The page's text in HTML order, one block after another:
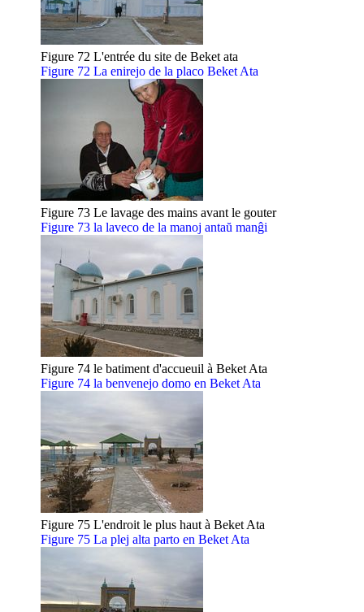
Figure 72 L'entrée du site de Beket ata
Figure 72 La enirejo de la placo Beket Ata
Figure 73 Le lavage des mains avant le gouter
Figure 73 la laveco de la manoj antaŭ manĝi
Figure 74 le batiment d'accueuil à Beket Ata
Figure 74 la benvenejo domo en Beket Ata
Figure 75 L'endroit le plus haut à Beket Ata
Figure 75 La plej alta parto en Beket Ata